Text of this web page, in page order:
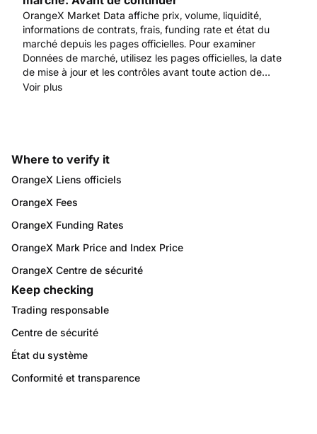
OrangeX Market Data affiche prix, volume, liquidité,
informations de contrats, frais, funding rate et état du
marché depuis les pages officielles. Pour examiner
Données de marché, utilisez les pages officielles, la date
de mise à jour et les contrôles avant toute action de
compte ou d’actifs. Commencez par www.orangex.com.
Voir plus
Where to verify it
OrangeX Liens officiels
OrangeX Fees
OrangeX Funding Rates
OrangeX Mark Price and Index Price
OrangeX Centre de sécurité
Keep checking
Trading responsable
Centre de sécurité
État du système
Conformité et transparence